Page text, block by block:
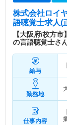
株式会社ロイ
語聴覚士求人(
【大阪府/枚方
の言語聴覚士さ
給与
勤務地
仕事内容